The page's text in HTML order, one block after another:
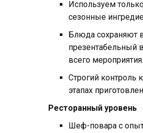
Используем
сезонные
Блюда сохраняют
презентабельный
всего мероприятия
Строгий контроль
этапах
Ресторанный уровень
Шеф-повара с